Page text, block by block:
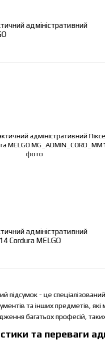
підсумок - це
та інших предметів,
багатьох професій,
та переваги
адміністративний
адміністративний
Cordura MELGO